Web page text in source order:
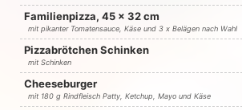
Familienpizza, 45 x 32 cm
mit pikanter Tomatensauce, Käse und 3 x Belägen nach Wahl
Pizzabrötchen Schinken
mit Schinken
Cheeseburger
mit 180 g Rindfleisch Patty, Ketchup, Mayo und Käse